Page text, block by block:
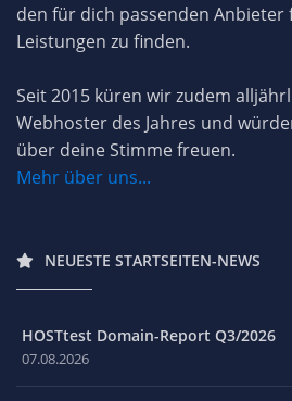
den für dich passenden Anbieter
Leistungen zu finden.
Seit 2015 küren wir zudem
Webhoster des Jahres und
über deine Stimme freuen.
Mehr über uns...
NEUESTE STARTSEITEN-NEWS
HOSTtest Domain-Report Q3/2026
07.08.2026